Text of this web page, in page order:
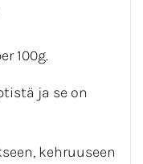
100g.
ja se on
kehruuseen